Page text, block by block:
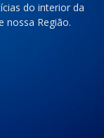
do interior da
nossa Região.